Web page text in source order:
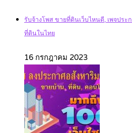
รับจ้างโพส ขายที่ดินเว็บไหนดี, เพจปร
ที่ดินในไทย
16 กรกฎาคม 2023